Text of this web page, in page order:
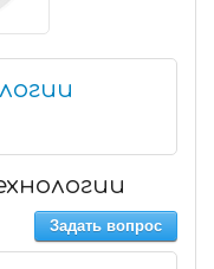
Задать вопрос